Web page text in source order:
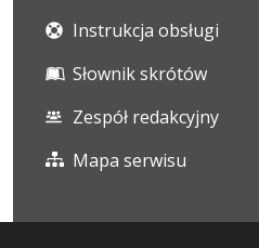
Instrukcja obsługi
Słownik skrótów
Zespół redakcyjny
Mapa serwisu